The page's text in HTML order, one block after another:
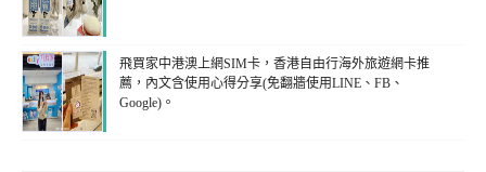
飛買家中港澳上網SIM卡，香港自由行海外旅遊網卡推
薦，內文含使用心得分享(免翻牆使用LINE、FB、
Google)。